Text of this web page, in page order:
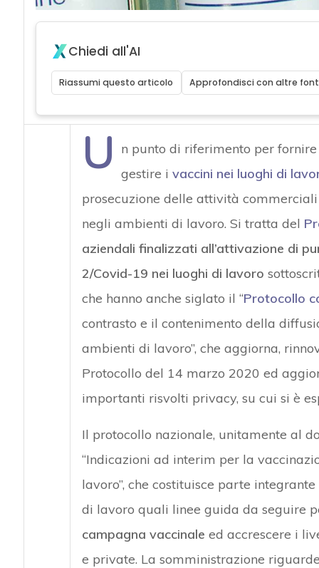
Chiedi all'AI
Riassumi questo articolo Approfondisci con altre
U
n punto di riferimento per
gestire i vaccini nei luoghi di
prosecuzione delle attività
negli ambienti di lavoro. Si tratta del
aziendali finalizzati all’attivazione di
2/Covid-19 nei luoghi di lavoro
che hanno anche siglato il “Protocollo
contrasto e il contenimento della
ambienti di lavoro”, che aggiorna,
Protocollo del 14 marzo 2020 ed
importanti risvolti privacy, su cui si è
Il protocollo nazionale, unitamente al
“Indicazioni ad interim per la
lavoro”, che costituisce parte
di lavoro quali linee guida da seguire
campagna vaccinale ed accrescere i
e private. La somministrazione